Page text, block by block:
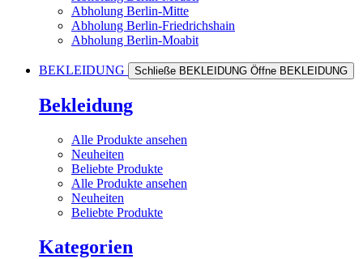
Abholung Berlin-Mitte
Abholung Berlin-Friedrichshain
Abholung Berlin-Moabit
BEKLEIDUNG Schließe BEKLEIDUNG Öffne BEKLEIDUNG
Bekleidung
Alle Produkte ansehen
Neuheiten
Beliebte Produkte
Alle Produkte ansehen
Neuheiten
Beliebte Produkte
Kategorien